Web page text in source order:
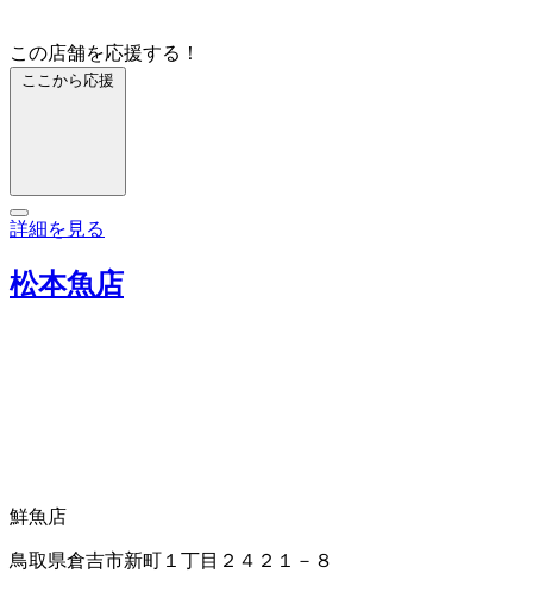
この店舗を応援する！
ここから応援
詳細を見る
松本魚店
鮮魚店
鳥取県倉吉市新町１丁目２４２１－８